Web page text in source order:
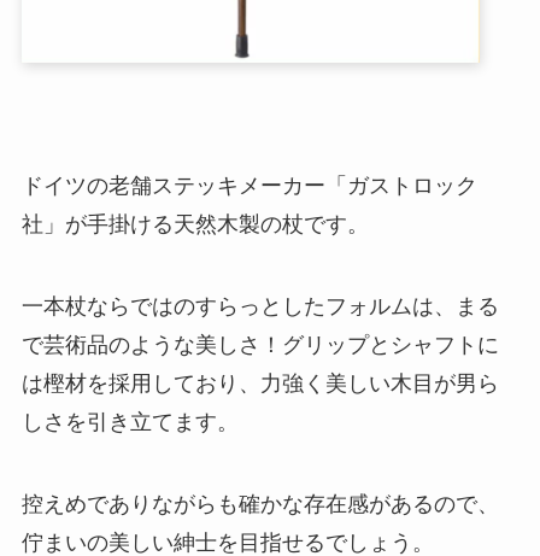
ドイツの老舗ステッキメーカー「ガストロック
社」が手掛ける天然木製の杖です。
一本杖ならではのすらっとしたフォルムは、まる
で芸術品のような美しさ！グリップとシャフトに
は樫材を採用しており、力強く美しい木目が男ら
しさを引き立てます。
控えめでありながらも確かな存在感があるので、
佇まいの美しい紳士を目指せるでしょう。